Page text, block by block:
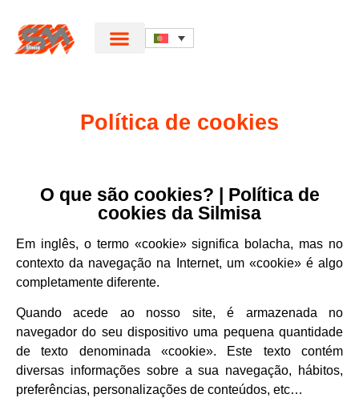
Política de cookies
O que são cookies? | Política de
cookies da Silmisa
Em inglês, o termo «cookie» significa bolacha, mas no
contexto da navegação na Internet, um «cookie» é algo
completamente diferente.
Quando acede ao nosso site, é armazenada no
navegador do seu dispositivo uma pequena quantidade
de texto denominada «cookie». Este texto contém
diversas informações sobre a sua navegação, hábitos,
preferências, personalizações de conteúdos, etc…